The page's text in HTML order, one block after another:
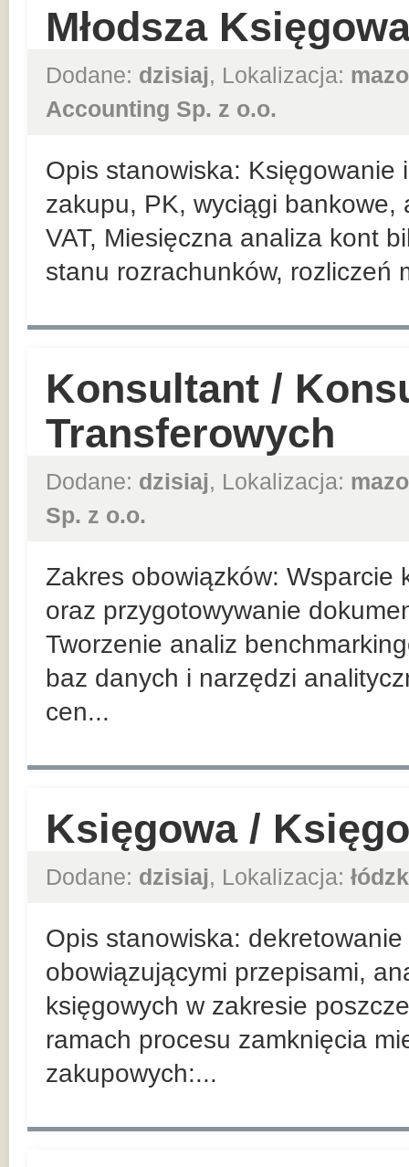
Młodsza
Dodane: dzisiaj, Lokalizacja:
Accounting Sp. z o.o.
Opis stanowiska: Księgowanie
zakupu, PK, wyciągi
VAT, Miesięczna analiza kont
stanu rozrachunków, rozliczeń
Konsultant /
Transferowych
Dodane: dzisiaj, Lokalizacja:
Sp. z o.o.
Zakres obowiązków: Wsparcie
oraz przygotowywanie
Tworzenie analiz
baz danych i narzędzi
cen...
Księgowa /
Dodane: dzisiaj, Lokalizacja:
Opis stanowiska:
obowiązującymi przepisami,
księgowych w zakresie
ramach procesu zamknięcia
zakupowych:...